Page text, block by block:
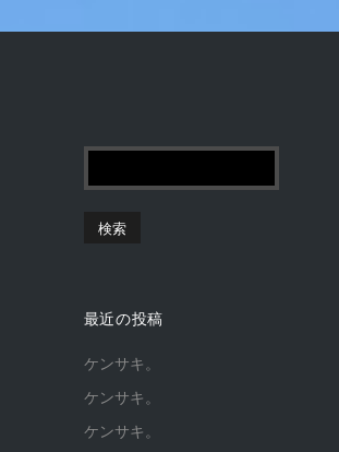
最近の投稿
ケンサキ。
ケンサキ。
ケンサキ。